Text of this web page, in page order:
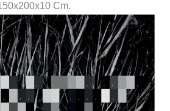
Cm.